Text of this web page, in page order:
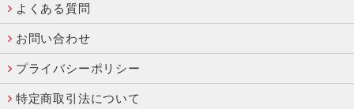
よくある質問
お問い合わせ
プライバシーポリシー
特定商取引法について